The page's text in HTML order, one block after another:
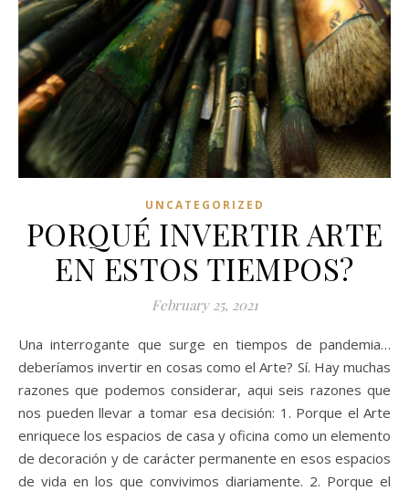
UNCATEGORIZED
PORQUÉ INVERTIR ARTE
EN ESTOS TIEMPOS?
February 25, 2021
Una interrogante que surge en tiempos de pandemia…
deberíamos invertir en cosas como el Arte? Sí. Hay muchas
razones que podemos considerar, aqui seis razones que
nos pueden llevar a tomar esa decisión: 1. Porque el Arte
enriquece los espacios de casa y oficina como un elemento
de decoración y de carácter permanente en esos espacios
de vida en los que convivimos diariamente. 2. Porque el